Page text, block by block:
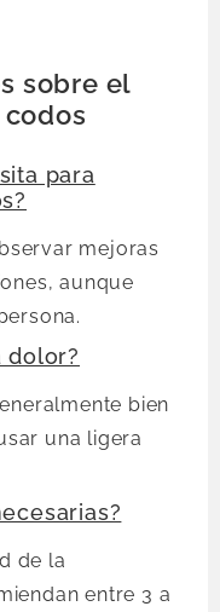
sobre el
para
mejoras
aunque
dolor?
bien
una ligera
de la
entre 3 a